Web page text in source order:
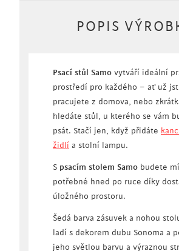
POPIS
Psací stůl Samo vytváří ideální
prostředí pro každého – ať už
pracujete z domova, nebo
hledáte stůl, u kterého se vám
psát. Stačí jen, když přidáte
židlí a stolní lampu.
S psacím stolem Samo budete
potřebné hned po ruce díky
úložného prostoru.
Šedá barva zásuvek a nohou
ladí s dekorem dubu Sonoma a
jeho světlou barvu a výraznou